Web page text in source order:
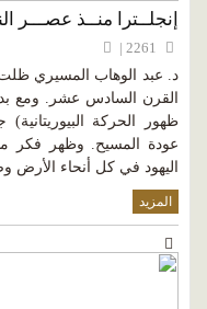
إنجلــترا منــذ عصـــر
د. عبد الوهاب المسيري ظلت
القرن السادس عشر. ومع
ظهور الحركة
عودة المسيح. وظهر فكر
اليهود في كل أنحاء الأرض
المزيد